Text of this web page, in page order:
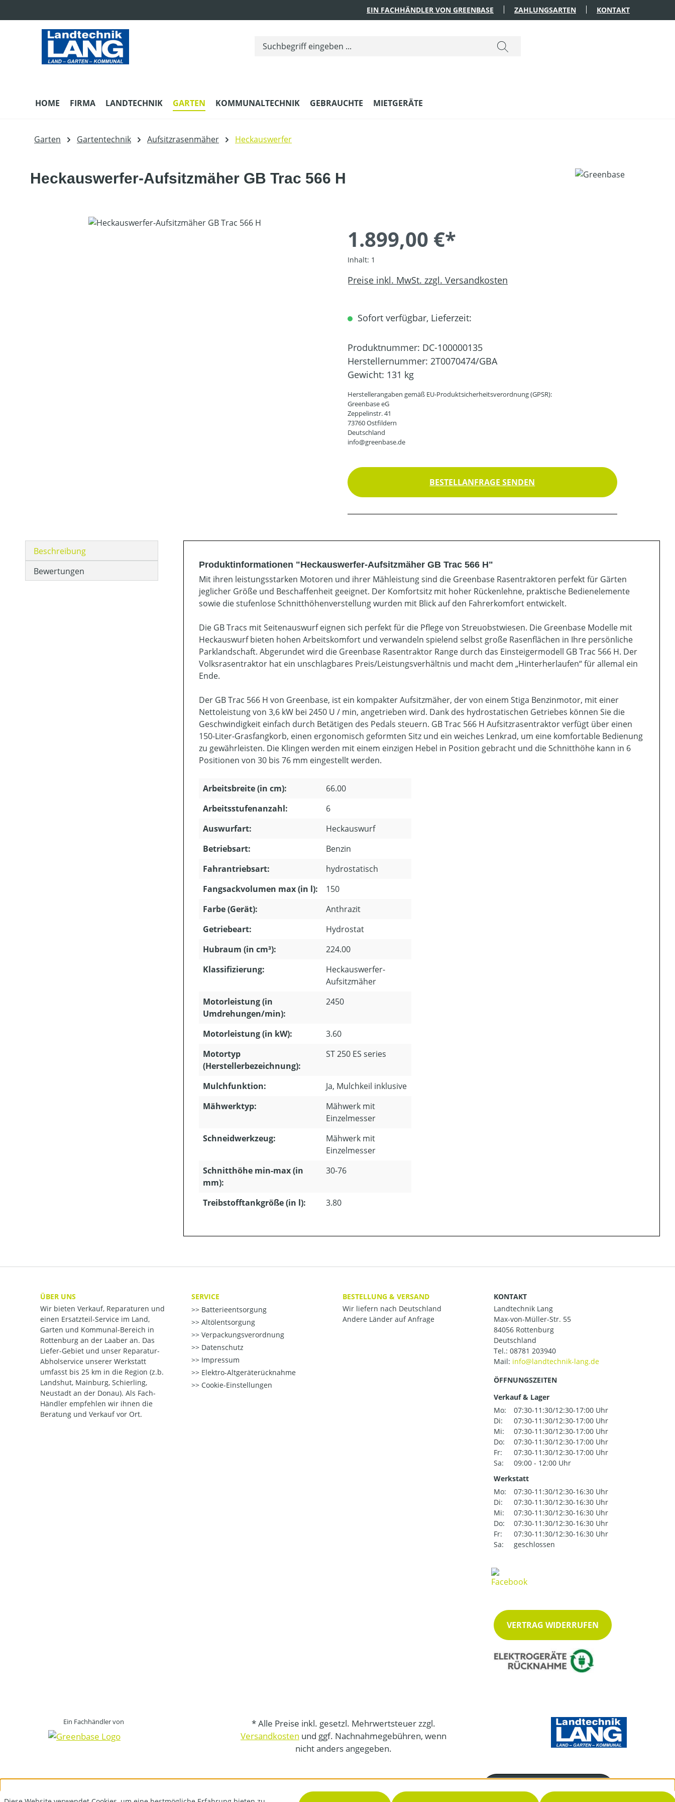
EIN FACHHÄNDLER VON GREENBASE ZAHLUNGSARTEN KONTAKT
HOME FIRMA LANDTECHNIK GARTEN KOMMUNALTECHNIK GEBRAUCHTE MIETGERÄTE
Garten Gartentechnik Aufsitzrasenmäher Heckauswerfer
Heckauswerfer-Aufsitzmäher GB Trac 566 H
Bildergalerie überspringen
1.899,00 €*
Inhalt: 1
Preise inkl. MwSt. zzgl. Versandkosten
Sofort verfügbar, Lieferzeit:
Produktnummer: DC-100000135
Herstellernummer: 2T0070474/GBA
Gewicht: 131 kg
Herstellerangaben gemäß EU-Produktsicherheitsverordnung (GPSR):
Greenbase eG
Zeppelinstr. 41
73760 Ostfildern
Deutschland
info@greenbase.de
BESTELLANFRAGE SENDEN
Beschreibung
Bewertungen
Produktinformationen "Heckauswerfer-Aufsitzmäher GB Trac 566 H"
Mit ihren leistungsstarken Motoren und ihrer Mähleistung sind die Greenbase Rasentraktoren perfekt für Gärten
jeglicher Größe und Beschaffenheit geeignet. Der Komfortsitz mit hoher Rückenlehne, praktische Bedienelemente
sowie die stufenlose Schnitthöhenverstellung wurden mit Blick auf den Fahrerkomfort entwickelt.
Die GB Tracs mit Seitenauswurf eignen sich perfekt für die Pflege von Streuobstwiesen. Die Greenbase Modelle mit
Heckauswurf bieten hohen Arbeitskomfort und verwandeln spielend selbst große Rasenflächen in Ihre persönliche
Parklandschaft. Abgerundet wird die Greenbase Rasentraktor Range durch das Einsteigermodell GB Trac 566 H. Der
Volksrasentraktor hat ein unschlagbares Preis/Leistungsverhältnis und macht dem „Hinterherlaufen“ für allemal ein
Ende.
Der GB Trac 566 H von Greenbase, ist ein kompakter Aufsitzmäher, der von einem Stiga Benzinmotor, mit einer
Nettoleistung von 3,6 kW bei 2450 U / min, angetrieben wird. Dank des hydrostatischen Getriebes können Sie die
Geschwindigkeit einfach durch Betätigen des Pedals steuern. GB Trac 566 H Aufsitzrasentraktor verfügt über einen
150-Liter-Grasfangkorb, einen ergonomisch geformten Sitz und ein weiches Lenkrad, um eine komfortable Bedienung
zu gewährleisten. Die Klingen werden mit einem einzigen Hebel in Position gebracht und die Schnitthöhe kann in 6
Positionen von 30 bis 76 mm eingestellt werden.
Arbeitsbreite (in cm):
66.00
Arbeitsstufenanzahl:
6
Auswurfart:
Heckauswurf
Betriebsart:
Benzin
Fahrantriebsart:
hydrostatisch
Fangsackvolumen max (in l):
150
Farbe (Gerät):
Anthrazit
Getriebeart:
Hydrostat
Hubraum (in cm³):
224.00
Klassifizierung:
Heckauswerfer-
Aufsitzmäher
Motorleistung (in
Umdrehungen/min):
2450
Motorleistung (in kW):
3.60
Motortyp
(Herstellerbezeichnung):
ST 250 ES series
Mulchfunktion:
Ja, Mulchkeil inklusive
Mähwerktyp:
Mähwerk mit
Einzelmesser
Schneidwerkzeug:
Mähwerk mit
Einzelmesser
Schnitthöhe min-max (in
mm):
30-76
Treibstofftankgröße (in l): 3.80
ÜBER UNS
Wir bieten Verkauf, Reparaturen und
einen Ersatzteil-Service im Land,
Garten und Kommunal-Bereich in
Rottenburg an der Laaber an. Das
Liefer-Gebiet und unser Reparatur-
Abholservice unserer Werkstatt
umfasst bis 25 km in die Region (z.b.
Landshut, Mainburg, Schierling,
Neustadt an der Donau). Als Fach-
Händler empfehlen wir ihnen die
Beratung und Verkauf vor Ort.
SERVICE
Batterieentsorgung
Altölentsorgung
Verpackungsverordnung
Datenschutz
Impressum
Elektro-Altgeräterücknahme
Cookie-Einstellungen
BESTELLUNG & VERSAND
Wir liefern nach Deutschland
Andere Länder auf Anfrage
KONTAKT
Landtechnik Lang
Max-von-Müller-Str. 55
84056 Rottenburg
Deutschland
Tel.: 08781 203940
Mail:
ÖFFNUNGSZEITEN
Verkauf & Lager
Mo:
07:30-11:30/12:30-17:00 Uhr
Di:
07:30-11:30/12:30-17:00 Uhr
Mi:
07:30-11:30/12:30-17:00 Uhr
Do:
07:30-11:30/12:30-17:00 Uhr
Fr:
07:30-11:30/12:30-17:00 Uhr
Sa:
09:00 - 12:00 Uhr
Werkstatt
Mo:
07:30-11:30/12:30-16:30 Uhr
Di:
07:30-11:30/12:30-16:30 Uhr
Mi:
07:30-11:30/12:30-16:30 Uhr
Do:
07:30-11:30/12:30-16:30 Uhr
Fr:
07:30-11:30/12:30-16:30 Uhr
Sa:
geschlossen
VERTRAG WIDERRUFEN
Ein Fachhändler von
* Alle Preise inkl. gesetzl. Mehrwertsteuer zzgl.
Versandkosten und ggf. Nachnahmegebühren, wenn
nicht anders angegeben.
08781 203940